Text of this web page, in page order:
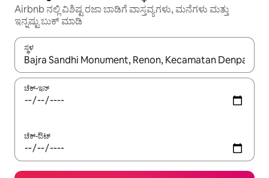
Airbnb ನಲ್ಲಿ ವಿಶಿಷ್ಟ ರಜಾ ಬಾಡಿಗೆ ವಾಸ್ತವ್ಯಗಳು, ಮನೆಗಳು ಮತ್ತು
ಇನ್ನಷ್ಟು ಬುಕ್ ಮಾಡಿ
ಸ್ಥಳ
ಫಲಿತಾಂಶಗಳು ಲಭ್ಯವಿರುವಾಗ, ಅಪ್ ಮತ್ತು ಡೌನ್ ಬಾಣದ ಕೀಲಿಗಳೊಂದಿಗೆ
ಚೆಕ್-ಇನ್
ಚೆಕ್-ಔಟ್